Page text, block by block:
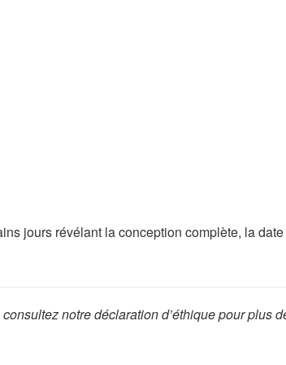
jours révélant la conception complète, la
notre déclaration d’éthique pour plus